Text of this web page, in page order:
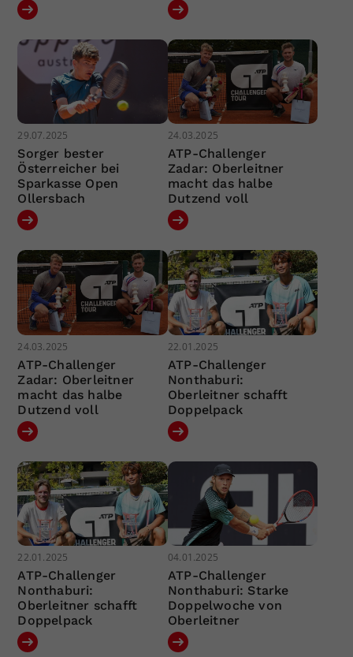
29.07.2025
Sorger bester
Österreicher bei
Sparkasse Open
Ollersbach
24.03.2025
ATP-Challenger
Zadar: Oberleitner
macht das halbe
Dutzend voll
24.03.2025
ATP-Challenger
Zadar: Oberleitner
macht das halbe
Dutzend voll
22.01.2025
ATP-Challenger
Nonthaburi:
Oberleitner schafft
Doppelpack
22.01.2025
ATP-Challenger
Nonthaburi:
Oberleitner schafft
Doppelpack
04.01.2025
ATP-Challenger
Nonthaburi: Starke
Doppelwoche von
Oberleitner